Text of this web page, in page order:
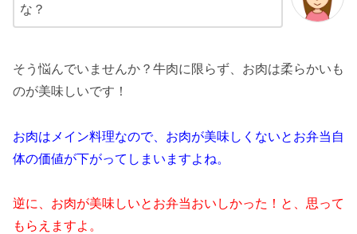
な？
そう悩んでいませんか？牛肉に限らず、お肉は柔らかいも
のが美味しいです！
お肉はメイン料理なので、お肉が美味しくないとお弁当自
体の価値が下がってしまいますよね。
逆に、お肉が美味しいとお弁当おいしかった！と、思って
もらえますよ。